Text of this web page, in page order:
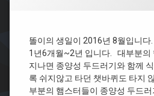
똘이의 생일이 2016년 8월입니
1년6개월~2년 입니다. 대부분의
지나면 종양성 두드러기와 함께
록 쉬지않고 타던 챗바퀴도 타지
부분의 햄스터들이 종양성 두드